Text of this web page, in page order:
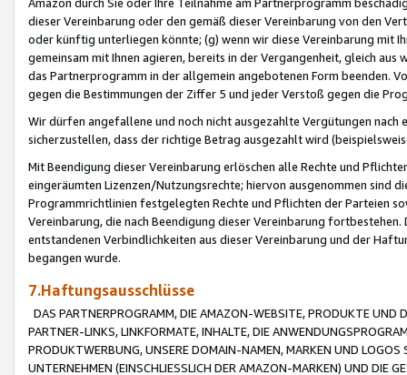
dieser Vereinbarung oder den gemäß dieser Vereinbarung von den
oder künftig unterliegen könnte; (g) wenn wir diese Vereinbarung mit
gemeinsam mit Ihnen agieren, bereits in der Vergangenheit, gleich
das Partnerprogramm in der allgemein angebotenen Form beenden.
gegen die Bestimmungen der Ziffer 5 und jeder Verstoß gegen die
Wir dürfen angefallene und noch nicht ausgezahlte Vergütungen
sicherzustellen, dass der richtige Betrag ausgezahlt wird
Mit Beendigung dieser Vereinbarung erlöschen alle Rechte und
eingeräumten Lizenzen/Nutzungsrechte; hiervon ausgenommen sind
Programmrichtlinien festgelegten Rechte und Pflichten der Parteien
Vereinbarung, die nach Beendigung dieser Vereinbarung
entstandenen Verbindlichkeiten aus dieser Vereinbarung und der
begangen wurde.
7.Haftungsausschlüsse
DAS PARTNERPROGRAMM, DIE AMAZON-WEBSITE, PRODUKTE UND
PARTNER-LINKS, LINKFORMATE, INHALTE, DIE
PRODUKTWERBUNG, UNSERE DOMAIN-NAMEN, MARKEN UND
UNTERNEHMEN (EINSCHLIESSLICH DER AMAZON-MARKEN) UND DIE